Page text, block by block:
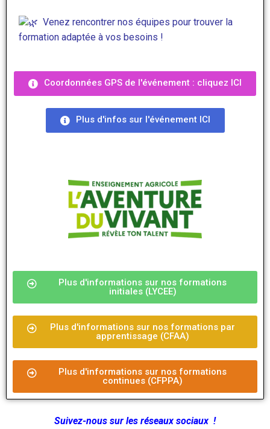
Venez rencontrer nos équipes pour trouver la
formation adaptée à vos besoins !
Coordonnées GPS de l'événement : cliquez ICI
Plus d'infos sur l'événement ICI
Plus d'informations sur nos formations
initiales (LYCEE)
Plus d'informations sur nos formations par
apprentissage (CFAA)
Plus d'informations sur nos formations
continues (CFPPA)
Suivez-nous sur les réseaux sociaux !